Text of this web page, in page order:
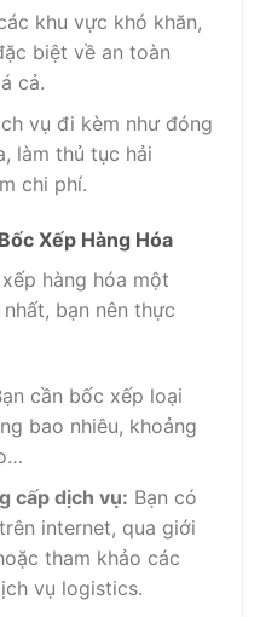
khu vực khó khăn,
biệt về an toàn
cả.
vụ đi kèm như đóng
làm thủ tục hải
chi phí.
Xếp Hàng Hóa
hàng hóa một
bạn nên thực
cần bốc xếp loại
bao nhiêu, khoảng
cấp dịch vụ: Bạn có
internet, qua giới
tham khảo các
vụ logistics.